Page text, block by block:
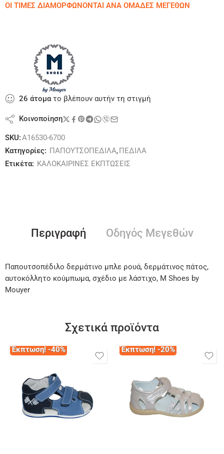
ΟΙ ΤΙΜΕΣ ΔΙΑΜΟΡΦΩΝΟΝΤΑΙ ΑΝΑ ΟΜΑΔΕΣ ΜΕΓΕΘΩΝ
26 άτοματο βλέπουν αυτήν τη στιγμή
Κοινοποίηση
SKU:A16530-6700
Κατηγορίες: ΠΑΠΟΥΤΣΟΠΕΔΙΛΑ, ΠΕΔΙΛΑ
Ετικέτα: ΚΑΛΟΚΑΙΡΙΝΕΣ ΕΚΠΤΩΣΕΙΣ
Περιγραφή Οδηγός Μεγεθών
Παπουτσοπέδιλο δερμάτινο μπλε ρουά, δερμάτινος πάτος,
αυτοκόλλητο κούμπωμα, σχέδιο με λάστιχο, M Shoes by
Mouyer
Σχετικά προϊόντα
Έκπτωση! -40% Έκπτωση! -20%